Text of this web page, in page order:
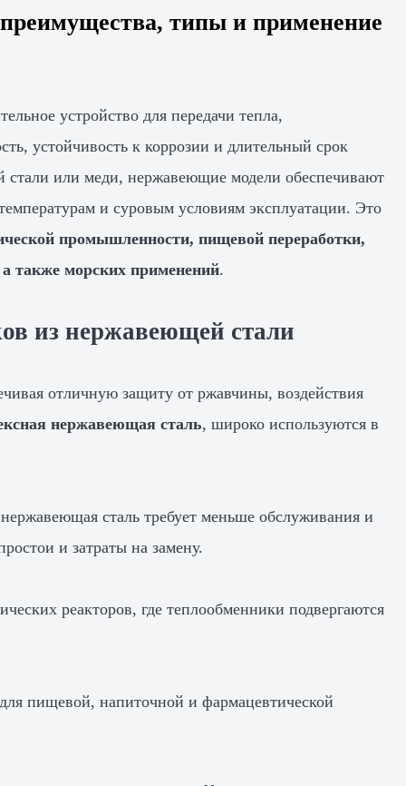
типы и применение
устройство для передачи тепла,
устойчивость к коррозии и длительный срок
стали или меди, нержавеющие модели обеспечивают
и суровым условиям эксплуатации. Это
промышленности, пищевой переработки,
также морских применений.
из нержавеющей стали
отличную защиту от ржавчины, воздействия
нержавеющая сталь, широко используются в
сталь требует меньше обслуживания и
и затраты на замену.
реакторов, где теплообменники подвергаются
пищевой, напиточной и фармацевтической